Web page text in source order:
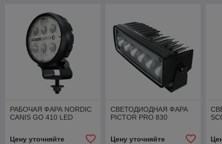
РАБОЧАЯ ФАРА NORDIC
CANIS GO 410 LED
Цену уточняйте
СВЕТОДИОДНАЯ ФАРА
PICTOR PRO 830
Цену уточняйте